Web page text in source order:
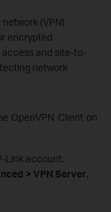
(VPN)
encrypted
and site-to-
network
OpenVPN Client on
Link account.
> VPN Server,